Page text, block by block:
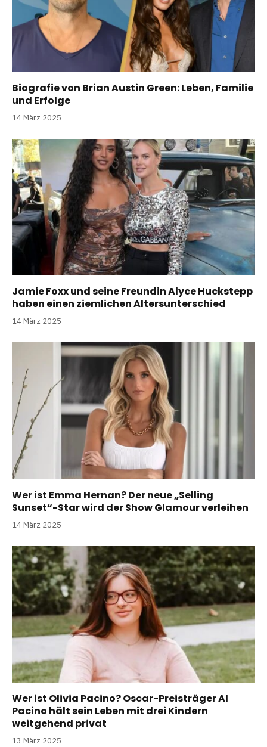
Biografie von Brian Austin Green: Leben, Familie
und Erfolge
14 März 2025
Jamie Foxx und seine Freundin Alyce Huckstepp
haben einen ziemlichen Altersunterschied
14 März 2025
Wer ist Emma Hernan? Der neue „Selling
Sunset“-Star wird der Show Glamour verleihen
14 März 2025
Wer ist Olivia Pacino? Oscar-Preisträger Al
Pacino hält sein Leben mit drei Kindern
weitgehend privat
13 März 2025